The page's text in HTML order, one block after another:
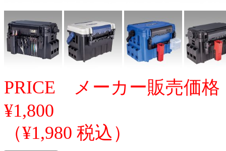
PRICE メーカー販売価格
¥1,800
（¥1,980 税込）